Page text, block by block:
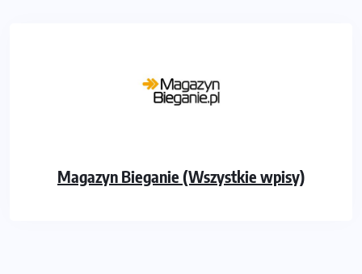
Magazyn Bieganie (Wszystkie wpisy)